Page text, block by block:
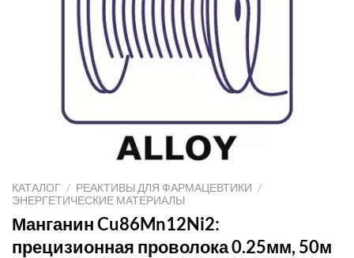
КАТАЛОГ / РЕАКТИВЫ ДЛЯ ФАРМАЦЕВТИКИ /
ЭНЕРГЕТИЧЕСКИЕ МАТЕРИАЛЫ
Манганин Cu86Mn12Ni2:
прецизионная проволока 0.25мм, 50м